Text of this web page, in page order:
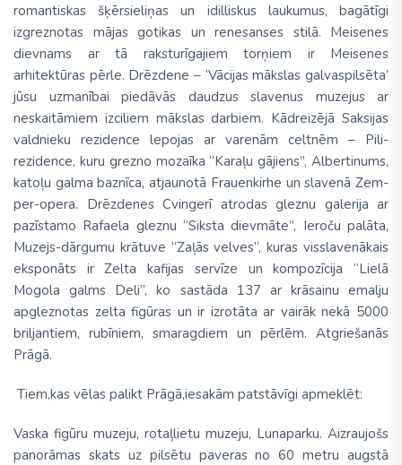
romantiskas šķērsieliņas un idilliskus laukumus, bagātīgi
izgreznotas mājas gotikas un renesanses stilā. Meisenes
dievnams ar tā raksturīgajiem torņiem ir Meisenes
arhitektūras pērle. Drēzdene – ‘Vācijas mākslas galvaspilsēta’
jūsu uzmanībai piedāvās daudzus slavenus muzejus ar
neskaitā­miem izciliem mākslas darbiem. Kād­reizējā Saksijas
valdnieku rezidence lepojas ar varenām celtnēm – Pili-
rezidence, kuru grezno mozaīka “Karaļu gājiens”, Albertinums,
katoļu galma baz­nīca, atjaunotā Frauenkirhe un slavenā Zem­
per-opera. Drēzdenes Cvingerī atrodas glez­nu galerija ar
pazīstamo Rafaela gleznu “Sik­sta dievmāte”, Ieroču palāta,
Muzejs-dār­gumu krā­tuve “Zaļās velves”, kuras visslave­nākais
eks­po­nāts ir Zelta kafijas servīze un kompozīcija “Lielā
Mogola galms Deli”, ko sastāda 137 ar krāsainu emalju
apgleznotas zelta figūras un ir izrotāta ar vairāk nekā 5000
bril­jantiem, rubī­niem, smaragdiem un pērlēm. Atgriešanās
Prāgā.
Tiem,kas vēlas palikt Prāgā,iesakām patstāvīgi apmeklēt:
Vaska figūru muzeju, rotaļlietu muzeju, Luna­par­ku. Aizraujošs
panorāmas skats uz pilsētu pa­veras no 60 metru augstā